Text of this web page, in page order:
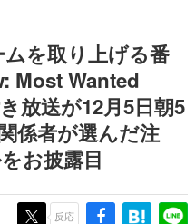
方々に製作時のエピソードをお
ない。『赫本』は、〈試験問題〉
説集です。
市場を担う若きクリエイター達
ダム・カム』開発元やチェコの
プロ野球選手から称賛の声
を取り上げる番
Most Wanted
放送が12月5日朝5
係者が選んだ注
お披露目
反応